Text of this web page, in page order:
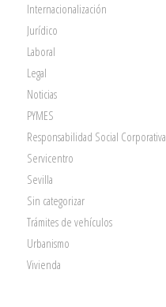
Internacionalización
Jurídico
Laboral
Legal
Noticias
PYMES
Responsabilidad Social Corporativa
Servicentro
Sevilla
Sin categorizar
Trámites de vehículos
Urbanismo
Vivienda